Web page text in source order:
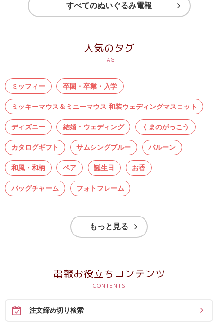
すべてのぬいぐるみ電報
人気のタグ
ミッフィー 卒園・卒業・入学
ミッキーマウス＆ミニーマウス 和装ウェディングマスコット
ディズニー 結婚・ウェディング くまのがっこう
カタログギフト サムシングブルー バルーン
和風・和柄 ペア 誕生日 お香
バッグチャーム フォトフレーム
もっと見る
電報お役立ちコンテンツ
注文締め切り検索